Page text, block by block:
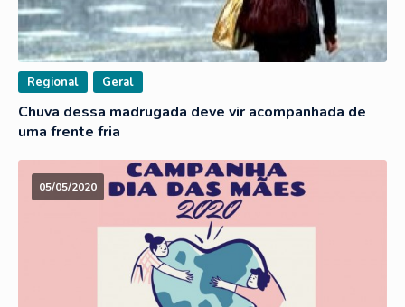
Regional Geral
Chuva dessa madrugada deve vir acompanhada de
uma frente fria
05/05/2020